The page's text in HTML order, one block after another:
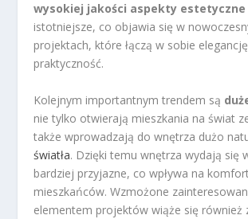
wysokiej jakości aspekty estetyczne
istotniejsze, co objawia się w
projektach, które łączą w sobie
praktyczność.
Kolejnym importantnym trendem są
nie tylko otwierają mieszkania na świat
także wprowadzają do wnętrza dużo
światła. Dzięki temu wnętrza wydają się
bardziej przyjazne, co wpływa na
mieszkańców. Wzmożone
elementem projektów wiąże się również